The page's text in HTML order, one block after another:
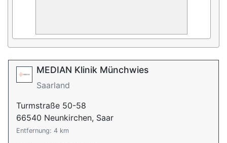
MEDIAN Klinik Münchwies
Saarland
Turmstraße 50-58
66540 Neunkirchen, Saar
Entfernung: 4 km